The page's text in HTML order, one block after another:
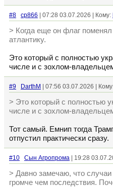
#8 cp866 | 07:28 03.07.2026 | Кому:
> Когда еще он флаг
атлантику.
Это который с полностью
числе и с зохлом-
#9 DarthM | 07:56 03.07.2026 |
> Это который с полностью
числе и с зохлом-
Тот самый. Емнип тогда
отпустил практически сразу.
#10 Сын Агропрома | 19:28
> Давно замечаю, что
громче чем последствия.